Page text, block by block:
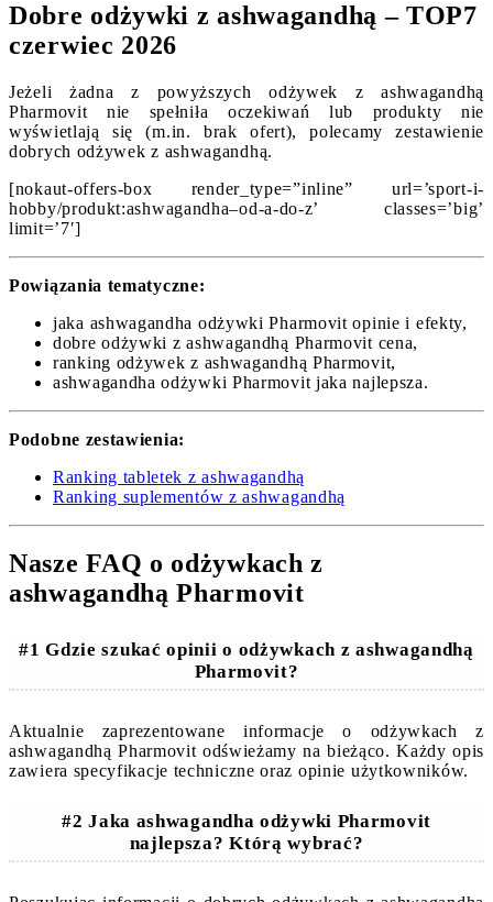
Dobre odżywki z ashwagandhą – TOP7
czerwiec 2026
Jeżeli żadna z powyższych odżywek z ashwagandhą
Pharmovit nie spełniła oczekiwań lub produkty nie
wyświetlają się (m.in. brak ofert), polecamy zestawienie
dobrych odżywek z ashwagandhą.
[nokaut-offers-box render_type=”inline” url=’sport-i-
hobby/produkt:ashwagandha–od-a-do-z’ classes=’big’
limit=’7′]
Powiązania tematyczne:
jaka ashwagandha odżywki Pharmovit opinie i efekty,
dobre odżywki z ashwagandhą Pharmovit cena,
ranking odżywek z ashwagandhą Pharmovit,
ashwagandha odżywki Pharmovit jaka najlepsza.
Podobne zestawienia:
Ranking tabletek z ashwagandhą
Ranking suplementów z ashwagandhą
Nasze FAQ o odżywkach z
ashwagandhą Pharmovit
#1 Gdzie szukać opinii o odżywkach z ashwagandhą
Pharmovit?
Aktualnie zaprezentowane informacje o odżywkach z
ashwagandhą Pharmovit odświeżamy na bieżąco. Każdy opis
zawiera specyfikacje techniczne oraz opinie użytkowników.
#2 Jaka ashwagandha odżywki Pharmovit
najlepsza? Którą wybrać?